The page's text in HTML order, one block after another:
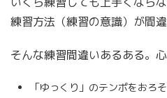
練習方法（練習の意識）が間
そんな練習間違いあるある。
「ゆっくり」のテンポをおろ